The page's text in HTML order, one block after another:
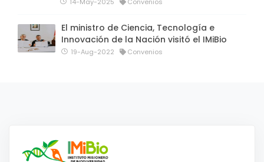
El ministro de Ciencia, Tecnología e
Innovación de la Nación visitó el IMiBio
19-Aug-2022 Convenios